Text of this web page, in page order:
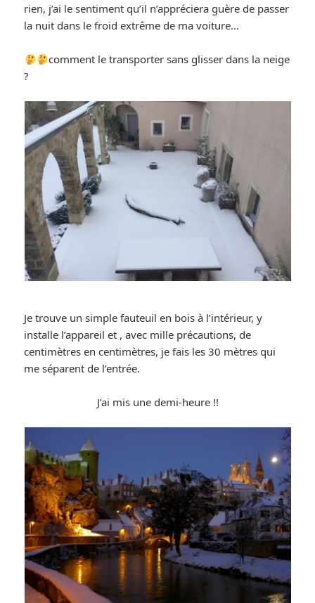
rien, j’ai le sentiment qu’il n’appréciera guère de passer
la nuit dans le froid extrême de ma voiture…
comment le transporter sans glisser dans la neige
?
Je trouve un simple fauteuil en bois à l’intérieur, y
installe l’appareil et , avec mille précautions, de
centimètres en centimètres, je fais les 30 mètres qui
me séparent de l’entrée.
J’ai mis une demi-heure !!